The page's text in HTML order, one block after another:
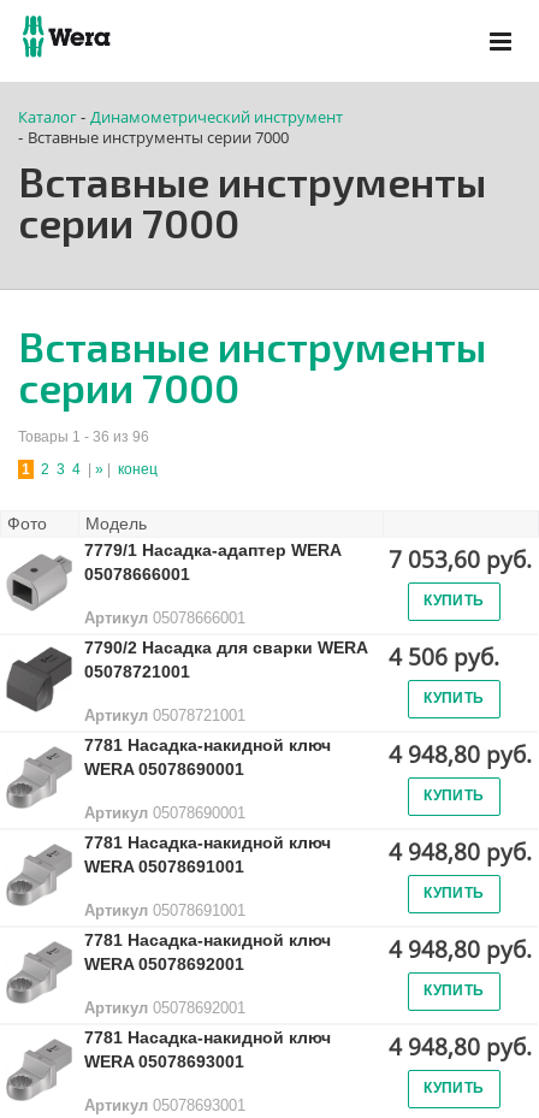
Каталог - Динамометрический инструмент
- Вставные инструменты серии 7000
Вставные инструменты
серии 7000
Вставные инструменты
серии 7000
Товары 1 - 36 из 96
1
2 3 4 » конец
Фото
Модель
7779/1 Насадка-адаптер WERA
05078666001
Артикул 05078666001
7 053,60 руб.
КУПИТЬ
7790/2 Насадка для сварки WERA
05078721001
Артикул 05078721001
4 506 руб.
КУПИТЬ
7781 Насадка-накидной ключ
WERA 05078690001
Артикул 05078690001
4 948,80 руб.
КУПИТЬ
7781 Насадка-накидной ключ
WERA 05078691001
Артикул 05078691001
4 948,80 руб.
КУПИТЬ
7781 Насадка-накидной ключ
WERA 05078692001
Артикул 05078692001
4 948,80 руб.
КУПИТЬ
7781 Насадка-накидной ключ
WERA 05078693001
Артикул 05078693001
4 948,80 руб.
КУПИТЬ